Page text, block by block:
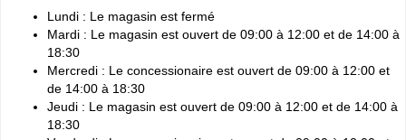
Lundi : Le magasin est fermé
Mardi : Le magasin est ouvert de 09:00 à 12:00 et de 14:00 à
18:30
Mercredi : Le concessionaire est ouvert de 09:00 à 12:00 et
de 14:00 à 18:30
Jeudi : Le magasin est ouvert de 09:00 à 12:00 et de 14:00 à
18:30